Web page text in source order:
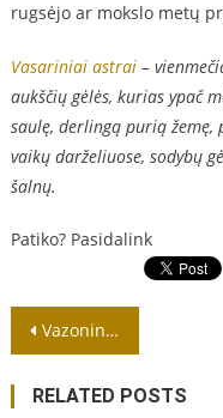
rugsėjo ar mokslo metų
Vasariniai astrai–
aukščių gėlės, kurias ypač
saulę, derlingą purią
vaikų darželiuose, sodybų
šalnų.
Patiko? Pasidalink
Navigacija
tarp
Vazoninė alstromerija – vis labiau populiarėjanti kambaryje
RELATED POSTS